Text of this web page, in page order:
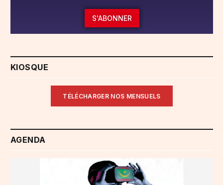
S'ABONNER
KIOSQUE
TÉLÉCHARGER NOS MENSUELS
AGENDA